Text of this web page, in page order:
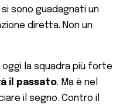
sono guadagnati un
diretta. Non un
oggi la squadra più forte
il passato. Ma è nel
il segno. Contro il